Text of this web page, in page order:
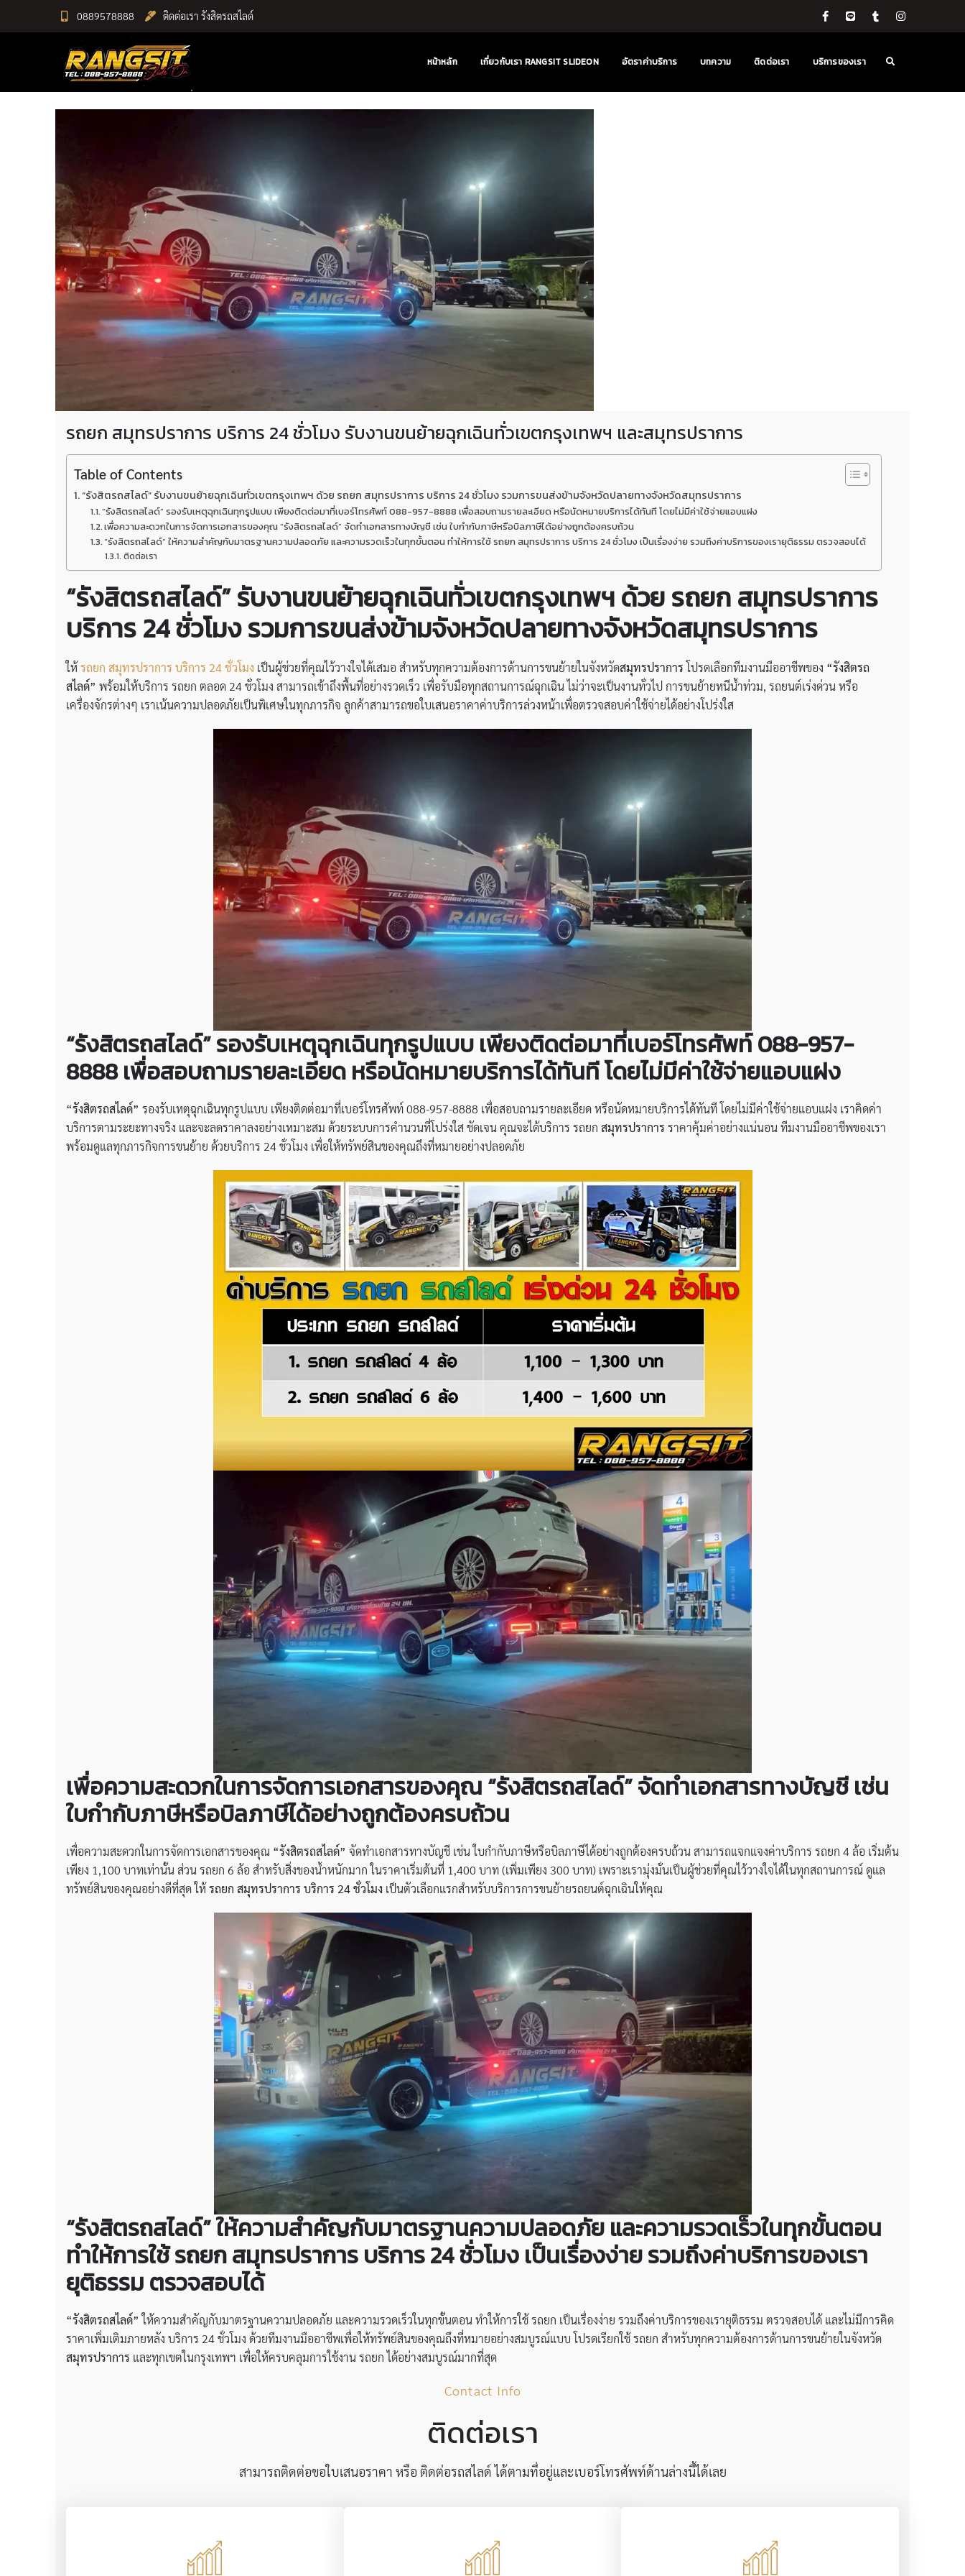
0889578888 ติดต่อเรา รังสิตรถสไลด์
หน้าหลัก เกี่ยวกับเรา RANGSIT SLIDEON อัตราค่าบริการ บทความ ติดต่อเรา บริการของเรา
รถยก สมุทรปราการ บริการ 24 ชั่วโมง รับงานขนย้ายฉุกเฉินทั่วเขตกรุงเทพฯ และสมุทรปราการ
Table of Contents
“รังสิตรถสไลด์” รับงานขนย้ายฉุกเฉินทั่วเขตกรุงเทพฯ ด้วย รถยก สมุทรปราการ บริการ 24 ชั่วโมง รวมการขนส่งข้ามจังหวัดปลายทางจังหวัดสมุทรปราการ
“รังสิตรถสไลด์” รองรับเหตุฉุกเฉินทุกรูปแบบ เพียงติดต่อมาที่เบอร์โทรศัพท์ 088-957-8888 เพื่อสอบถามรายละเอียด หรือนัดหมายบริการได้ทันที โดยไม่มีค่าใช้จ่ายแอบแฝง
เพื่อความสะดวกในการจัดการเอกสารของคุณ “รังสิตรถสไลด์” จัดทำเอกสารทางบัญชี เช่น ใบกำกับภาษีหรือบิลภาษีได้อย่างถูกต้องครบถ้วน
“รังสิตรถสไลด์” ให้ความสำคัญกับมาตรฐานความปลอดภัย และความรวดเร็วในทุกขั้นตอน ทำให้การใช้ รถยก สมุทรปราการ บริการ 24 ชั่วโมง เป็นเรื่องง่าย รวมถึงค่าบริการของเรายุติธรรม ตรวจสอบได้
ติดต่อเรา
“รังสิตรถสไลด์” รับงานขนย้ายฉุกเฉินทั่วเขตกรุงเทพฯ ด้วย รถยก สมุทรปราการ
บริการ 24 ชั่วโมง รวมการขนส่งข้ามจังหวัดปลายทางจังหวัดสมุทรปราการ
ให้รถยก สมุทรปราการ บริการ 24 ชั่วโมง เป็นผู้ช่วยที่คุณไว้วางใจได้เสมอ สำหรับทุกความต้องการด้านการขนย้ายในจังหวัดสมุทรปราการ โปรดเลือกทีมงานมืออาชีพของ “รังสิตรถ
สไลด์” พร้อมให้บริการ รถยก ตลอด 24 ชั่วโมง สามารถเข้าถึงพื้นที่อย่างรวดเร็ว เพื่อรับมือทุกสถานการณ์ฉุกเฉิน ไม่ว่าจะเป็นงานทั่วไป การขนย้ายหนีน้ำท่วม, รถยนต์เร่งด่วน หรือ
เครื่องจักรต่างๆ เราเน้นความปลอดภัยเป็นพิเศษในทุกภารกิจ ลูกค้าสามารถขอใบเสนอราคาค่าบริการล่วงหน้าเพื่อตรวจสอบค่าใช้จ่ายได้อย่างโปร่งใส
“รังสิตรถสไลด์” รองรับเหตุฉุกเฉินทุกรูปแบบ เพียงติดต่อมาที่เบอร์โทรศัพท์ 088-957-
8888 เพื่อสอบถามรายละเอียด หรือนัดหมายบริการได้ทันที โดยไม่มีค่าใช้จ่ายแอบแฝง
“รังสิตรถสไลด์” รองรับเหตุฉุกเฉินทุกรูปแบบ เพียงติดต่อมาที่เบอร์โทรศัพท์ 088-957-8888 เพื่อสอบถามรายละเอียด หรือนัดหมายบริการได้ทันที โดยไม่มีค่าใช้จ่ายแอบแฝง เราคิดค่า
บริการตามระยะทางจริง และจะลดราคาลงอย่างเหมาะสม ด้วยระบบการคำนวนที่โปร่งใส ชัดเจน คุณจะได้บริการ รถยก สมุทรปราการ ราคาคุ้มค่าอย่างแน่นอน ทีมงานมืออาชีพของเรา
พร้อมดูแลทุกภารกิจการขนย้าย ด้วยบริการ 24 ชั่วโมง เพื่อให้ทรัพย์สินของคุณถึงที่หมายอย่างปลอดภัย
เพื่อความสะดวกในการจัดการเอกสารของคุณ “รังสิตรถสไลด์” จัดทำเอกสารทางบัญชี เช่น
ใบกำกับภาษีหรือบิลภาษีได้อย่างถูกต้องครบถ้วน
เพื่อความสะดวกในการจัดการเอกสารของคุณ “รังสิตรถสไลด์” จัดทำเอกสารทางบัญชี เช่น ใบกำกับภาษีหรือบิลภาษีได้อย่างถูกต้องครบถ้วน สามารถแจกแจงค่าบริการ รถยก 4 ล้อ เริ่มต้น
เพียง 1,100 บาทเท่านั้น ส่วน รถยก 6 ล้อ สำหรับสิ่งของน้ำหนักมาก ในราคาเริ่มต้นที่ 1,400 บาท (เพิ่มเพียง 300 บาท) เพราะเรามุ่งมั่นเป็นผู้ช่วยที่คุณไว้วางใจได้ในทุกสถานการณ์ ดูแล
ทรัพย์สินของคุณอย่างดีที่สุด ให้รถยก สมุทรปราการ บริการ 24 ชั่วโมง เป็นตัวเลือกแรกสำหรับบริการการขนย้ายรถยนต์ฉุกเฉินให้คุณ
“รังสิตรถสไลด์” ให้ความสำคัญกับมาตรฐานความปลอดภัย และความรวดเร็วในทุกขั้นตอน
ทำให้การใช้รถยก สมุทรปราการ บริการ 24 ชั่วโมงเป็นเรื่องง่าย รวมถึงค่าบริการของเรา
ยุติธรรม ตรวจสอบได้
“รังสิตรถสไลด์” ให้ความสำคัญกับมาตรฐานความปลอดภัย และความรวดเร็วในทุกขั้นตอน ทำให้การใช้ รถยก เป็นเรื่องง่าย รวมถึงค่าบริการของเรายุติธรรม ตรวจสอบได้ และไม่มีการคิด
ราคาเพิ่มเติมภายหลัง บริการ 24 ชั่วโมง ด้วยทีมงานมืออาชีพเพื่อให้ทรัพย์สินของคุณถึงที่หมายอย่างสมบูรณ์แบบ โปรดเรียกใช้ รถยก สำหรับทุกความต้องการด้านการขนย้ายในจังหวัด
สมุทรปราการ และทุกเขตในกรุงเทพฯ เพื่อให้ครบคลุมการใช้งาน รถยก ได้อย่างสมบูรณ์มากที่สุด
Contact Info
ติดต่อเรา
สามารถติดต่อขอใบเสนอราคา หรือ ติดต่อรถสไลด์ ได้ตามที่อยู่และเบอร์โทรศัพท์ด้านล่างนี้ได้เลย